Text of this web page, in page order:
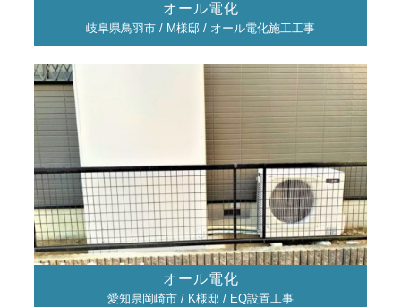
オール電化
岐阜県鳥羽市 / M様邸 / オール電化施工工事
オール電化
愛知県岡崎市 / K様邸 / EQ設置工事